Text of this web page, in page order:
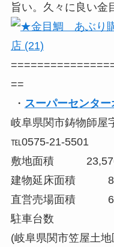
旨い。久々に良い金
==
・ スーパーセンタ
岐阜県関市鋳物師屋
℡0575-21-5501
敷地面積 23,576
建物延床面積
直営売場面積
駐車台数
(岐阜県関市笠屋土